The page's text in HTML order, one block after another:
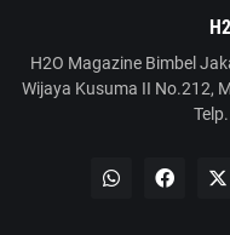
H2O Magazine Bimbel
Wijaya Kusuma II No.212,